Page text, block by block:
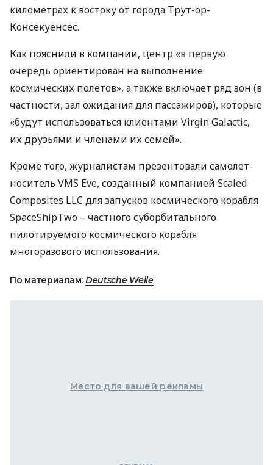
километрах к востоку от города Трут-ор-
Консекуенсес.
Как пояснили в компании, центр «в первую
очередь ориентирован на выполнение
космических полетов», а также включает ряд зон (в
частности, зал ожидания для пассажиров), которые
«будут использоваться клиентами Virgin Galactic,
их друзьями и членами их семей».
Кроме того, журналистам презентовали самолет-
носитель VMS Eve, созданный компанией Scaled
Composites LLC для запусков космического корабля
SpaceShipTwo – частного суборбитального
пилотируемого космического корабля
многоразового использования.
По материалам: Deutsche Welle
Место для вашей рекламы